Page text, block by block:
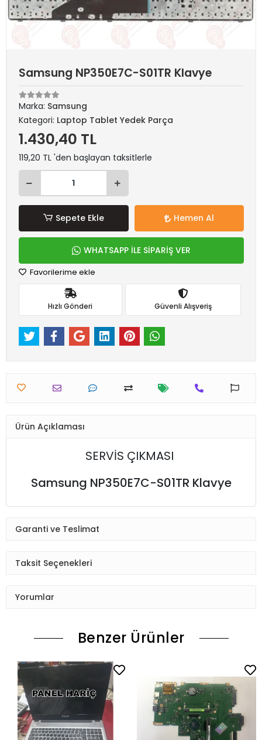
Samsung NP350E7C-S01TR Klavye
Marka: Samsung
Kategori: Laptop Tablet Yedek Parça
1.430,40 TL
119,20 TL 'den başlayan taksitlerle
Sepete Ekle Hemen Al
WHATSAPP İLE SİPARİŞ VER
Favorilerime ekle
Hızlı Gönderi Güvenli Alışveriş
Ürün Açıklaması
SERVİS ÇIKMASI
Samsung NP350E7C-S01TR Klavye
Garanti ve Teslimat
Taksit Seçenekleri
Yorumlar
Benzer Ürünler